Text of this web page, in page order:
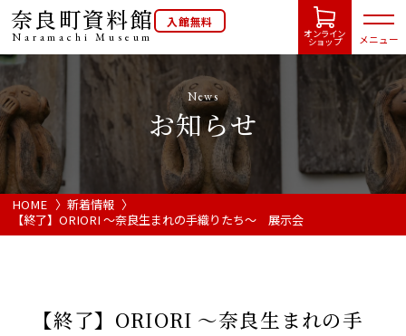
奈良町資料館
NaramachiMuseum
入館無料
オンライン
ショップ メニュー
HOME
開館カレンダー
ご利用案内
News
お知らせ
HOME
新着情報
【終了】ORIORI ～奈良生まれの手織りたち～ 展示会
【終了】ORIORI ～奈良生まれの手